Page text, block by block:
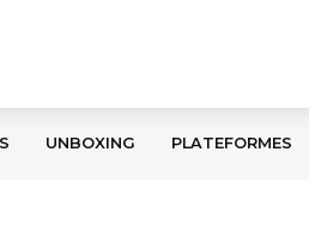
UNBOXING PLATEFORMES